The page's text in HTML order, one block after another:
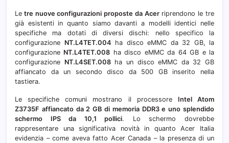
Le tre nuove configurazioni proposte da Acerriprendono le tre
già esistenti in quanto siamo davanti a modelli identici nelle
specifiche ma dotati di diversi dischi: nello specifico la
configurazione NT.L4TET.004 ha disco eMMC da 32 GB, la
configurazione NT.L4TET.008 ha disco eMMC da 64 GB e la
configurazione NT.L4SET.008ha un disco eMMC da 32 GB
affiancato da un secondo disco da 500 GB inserito nella
tastiera.
Le specifiche comuni mostrano il processore Intel Atom
Z3735F affiancato da 2 GB di memoria DDR3 e uno splendido
schermo IPS da 10,1 pollici. Lo schermo dovrebbe
rappresentare una significativa novità in quanto Acer Italia
evidenzia – come aveva fatto Acer Canada – la presenza di un